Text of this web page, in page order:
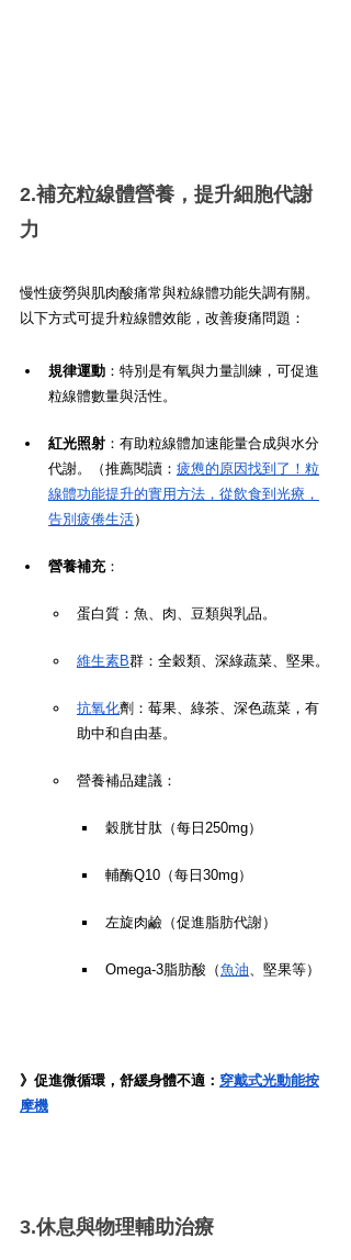
2.補充粒線體營養，提升細胞代謝
力
慢性疲勞與肌肉酸痛常與粒線體功能失調有關。
以下方式可提升粒線體效能，改善痠痛問題：
規律運動 ：特別是有氧與力量訓練，可促進
粒線體數量與活性。
紅光照射 ：有助粒線體加速能量合成與水分
代謝。（推薦閱讀： 疲憊的原因找到了！粒
線體功能提升的實用方法，從飲食到光療，
告別疲倦生活）
營養補充：
蛋白質：魚、肉、豆類與乳品。
維生素B群：全穀類、深綠蔬菜、堅果。
抗氧化劑：莓果、綠茶、深色蔬菜，有
助中和自由基。
營養補品建議：
穀胱甘肽（每日250mg）
輔酶Q10（每日30mg）
左旋肉鹼（促進脂肪代謝）
Omega-3脂肪酸（魚油、堅果等）
》促進微循環，舒緩身體不適： 穿戴式光動能按
摩機
3.休息與物理輔助治療